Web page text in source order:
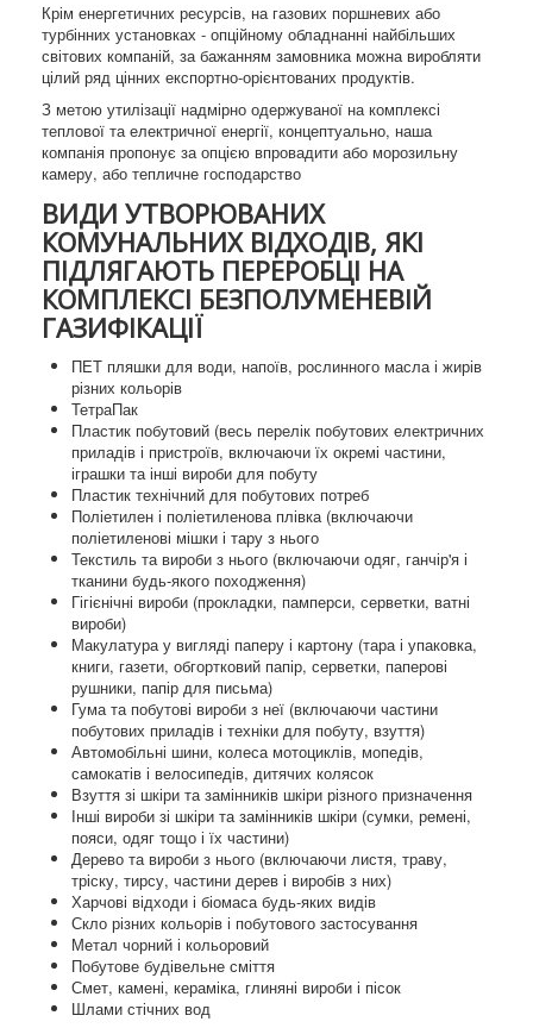
Крім енергетичних ресурсів, на газових поршневих або
турбінних установках - опційному обладнанні найбільших
світових компаній, за бажанням замовника можна виробляти
цілий ряд цінних експортно-орієнтованих продуктів.
З метою утилізації надмірно одержуваної на комплексі
теплової та електричної енергії, концептуально, наша
компанія пропонує за опцією впровадити або морозильну
камеру, або тепличне господарство
ВИДИ УТВОРЮВАНИХ
КОМУНАЛЬНИХ ВІДХОДІВ, ЯКІ
ПІДЛЯГАЮТЬ ПЕРЕРОБЦІ НА
КОМПЛЕКСІ БЕЗПОЛУМЕНЕВІЙ
ГАЗИФІКАЦІЇ
ПЕТ пляшки для води, напоїв, рослинного масла і жирів
різних кольорів
ТетраПак
Пластик побутовий (весь перелік побутових електричних
приладів і пристроїв, включаючи їх окремі частини,
іграшки та інші вироби для побуту
Пластик технічний для побутових потреб
Поліетилен і поліетиленова плівка (включаючи
поліетиленові мішки і тару з нього
Текстиль та вироби з нього (включаючи одяг, ганчір'я і
тканини будь-якого походження)
Гігієнічні вироби (прокладки, памперси, серветки, ватні
вироби)
Макулатура у вигляді паперу і картону (тара і упаковка,
книги, газети, обгортковий папір, серветки, паперові
рушники, папір для письма)
Гума та побутові вироби з неї (включаючи частини
побутових приладів і техніки для побуту, взуття)
Автомобільні шини, колеса мотоциклів, мопедів,
самокатів і велосипедів, дитячих колясок
Взуття зі шкіри та замінників шкіри різного призначення
Інші вироби зі шкіри та замінників шкіри (сумки, ремені,
пояси, одяг тощо і їх частини)
Дерево та вироби з нього (включаючи листя, траву,
тріску, тирсу, частини дерев і виробів з них)
Харчові відходи і біомаса будь-яких видів
Скло різних кольорів і побутового застосування
Метал чорний і кольоровий
Побутове будівельне сміття
Смет, камені, кераміка, глиняні вироби і пісок
Шлами стічних вод